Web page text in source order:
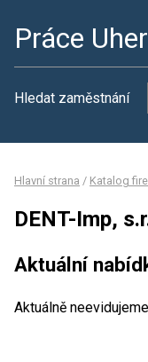
Práce
Hledat zaměstnání
Hlavní strana / Katalog
DENT-Imp,
Aktuální
Aktuálně